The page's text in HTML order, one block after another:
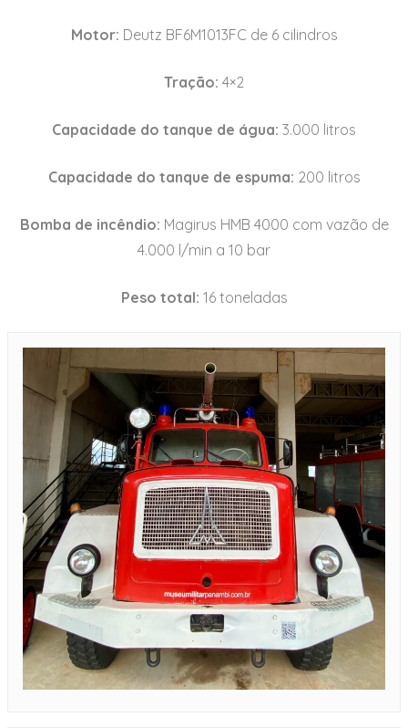
Motor: Deutz BF6M1013FC de 6 cilindros
Tração: 4×2
Capacidade do tanque de água: 3.000 litros
Capacidade do tanque de espuma: 200 litros
Bomba de incêndio: Magirus HMB 4000 com vazão de
4.000 l/min a 10 bar
Peso total: 16 toneladas